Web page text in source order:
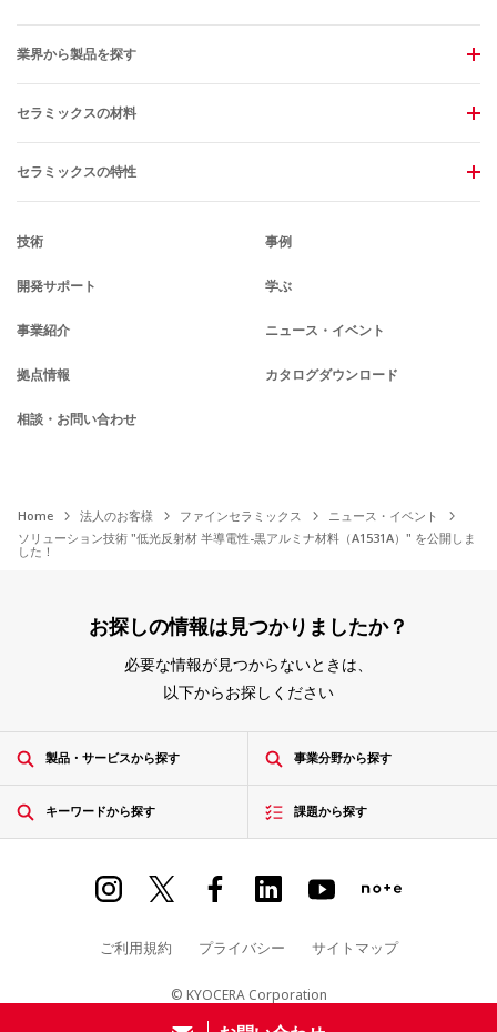
業界から製品を探す
セラミックスの材料
セラミックスの特性
技術 事例
開発サポート 学ぶ
事業紹介 ニュース・イベント
拠点情報 カタログダウンロード
相談・お問い合わせ
Home 法人のお客様 ファインセラミックス
ニュース・イベント
ソリューション技術 "低光反射材 半導電性-黒アルミナ材料（A1531A）" を公開しま
した！
お探しの情報は見つかりましたか？
必要な情報が見つからないときは、
以下からお探しください
製品・サービスから探す 事業分野から探す
キーワードから探す 課題から探す
ご利用規約 プライバシー サイトマップ
© KYOCERA Corporation